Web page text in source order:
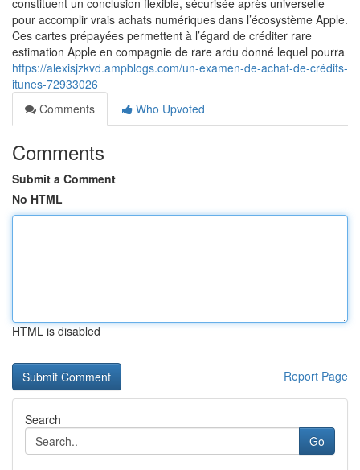
constituent un conclusion flexible, sécurisée après universelle
pour accomplir vrais achats numériques dans l’écosystème Apple.
Ces cartes prépayées permettent à l’égard de créditer rare
estimation Apple en compagnie de rare ardu donné lequel pourra
https://alexisjzkvd.ampblogs.com/un-examen-de-achat-de-crédits-
itunes-72933026
Comments
Who Upvoted
Comments
Submit a Comment
No HTML
HTML is disabled
Report Page
Search
Go